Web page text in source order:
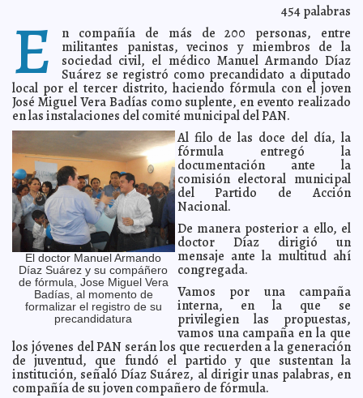
Imparten pláticas de VIH/SIDA a funcionarios
municipales y jóvenes estudiantes de Motul A7
2011-12-07 12:01:36 Interés social en profecías mayas refleja desasosiego
2011-12-07 11:50:45 ¡Pronósticos se la juega por México! A7
2011-12-07 11:31:36 Indios y flojos la mayoría de mexicanos según esposa
de Peña Nieto en su twitter A7
2011-12-07 08:30:46 ¿Por qué el cambio de «Actúa Por Yucatán»? Guillermo
2011-12-07 08:19:09 Designa IFE Consejeros Distritales para el proceso
electoral 2012 Guillermo Barrera Fernandez
2011-12-06 18:55:55 Si no lees, vas a dar pena, nieto A7
2011-12-06 18:52:27 El Presidente de la República rezará junto al Papa A7
2011-12-06 18:47:01 Encuentran dos monstruos celestes
2011-12-06 18:38:03 Designa el Consejo Local del IFE a Consejeros
Electorales Distritales para los procesos 2011-2012 y 2014-2015
2011-12-06 18:36:23 Convoca Santiago Creel a transparentar recursos de la
precampaña A7
2011-12-06 18:33:16 El PAN recaba opiniones de los yucatecos sobre el
2011-12-06 18:27:35 SCT celebra que Nextel y Iusacell hayan acordado
retirar sendos recursos legales A7
2011-12-06 18:21:31 Inauguran calles en CenotilloA7
454palabras
E n compañía de más de 200 personas, entre
militantes panistas, vecinos y miembros de la
sociedad civil, el médico Manuel Armando Díaz
Suárez se registró como precandidato a diputado
local por el tercer distrito, haciendo fórmula con el joven
José Miguel Vera Badías como suplente, en evento realizado
en las instalaciones del comité municipal del PAN.
El doctor Manuel Armando
Díaz Suárez y su compáñero
de fórmula, Jose Miguel Vera
Badías, al momento de
formalizar el registro de su
precandidatura
Al filo de las doce del día, la
fórmula entregó la
documentación ante la
comisión electoral municipal
del Partido de Acción
Nacional.
De manera posterior a ello, el
doctor Díaz dirigió un
mensaje ante la multitud ahí
congregada.
Vamos por una campaña
interna, en la que se
privilegien las propuestas,
vamos una campaña en la que
los jóvenes del PAN serán los que recuerden a la generación
de juventud, que fundó el partido y que sustentan la
institución, señaló Díaz Suárez, al dirigir unas palabras, en
compañía de su joven compañero de fórmula.